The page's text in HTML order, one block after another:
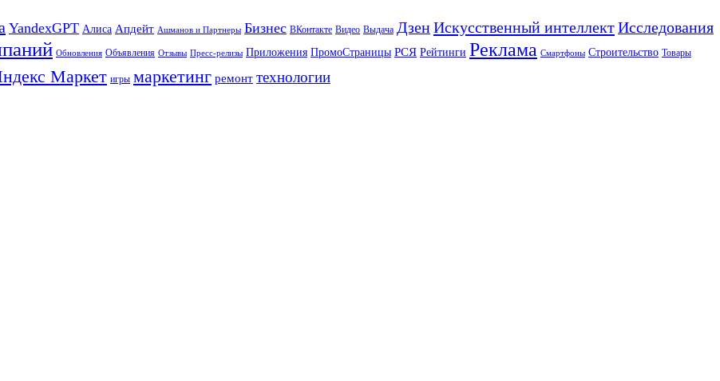
YandexGPT Алиса Апдейт Ашманов и Партнеры Бизнес ВКонтакте Видео Выдача ДзенИскусственный интеллектИсследования
Обновления Объявления Отзывы Пресс-релизы Приложения ПромоСтраницы РСЯ Рейтинги Реклама Смартфоны Строительство Товары
Маркет игры маркетинг ремонт технологии